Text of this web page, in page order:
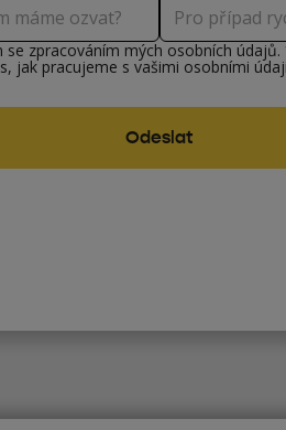
se zpracováním mých osobních údajů.
jak pracujeme s vašimi osobními